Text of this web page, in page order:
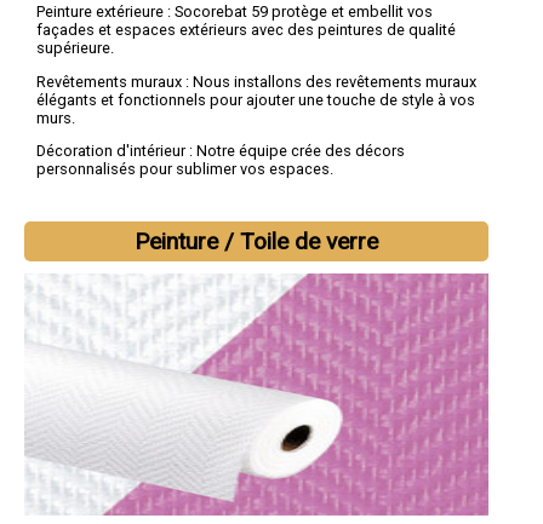
Peinture extérieure : Socorebat 59 protège et embellit vos
façades et espaces extérieurs avec des peintures de qualité
supérieure.
Revêtements muraux : Nous installons des revêtements muraux
élégants et fonctionnels pour ajouter une touche de style à vos
murs.
Décoration d'intérieur : Notre équipe crée des décors
personnalisés pour sublimer vos espaces.
Créativité : Nous sommes fiers de notre créativité et de notre
capacité à transformer des espaces en œuvres d'art vivantes.
Expertise technique : Notre équipe de peintres qualifiés
possède une connaissance approfondie des techniques de
peinture et des matériaux.
Engagement envers la qualité : Socorebat 59 s'engage à fournir
des finitions de peinture impeccables et durables.
Peinture / Toile de verre